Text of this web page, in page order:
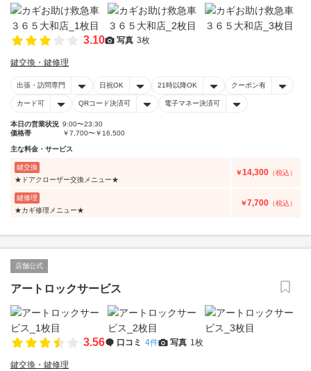
3.10 写真 3枚
鍵交換・鍵修理
出張・訪問専門 日祝OK 21時以降OK クーポン有
カード可 QRコード決済可 電子マネー決済可
本日の営業状況 9:00〜23:30
価格帯
￥7,700〜￥16,500
主な料金・サービス
鍵交換
★ドアクローザー交換メニュー★
￥14,300 （税込）
鍵修理
★カギ修理メニュー★
￥7,700 （税込）
店舗公式
アートロックサービス
3.56 口コミ 4件 写真 1枚
鍵交換・鍵修理